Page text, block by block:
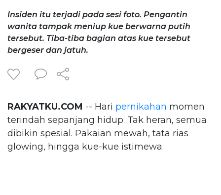
Insiden itu terjadi pada sesi foto. Pengantin
wanita tampak meniup kue berwarna putih
tersebut. Tiba-tiba bagian atas kue tersebut
bergeser dan jatuh.
RAKYATKU.COM -- Hari pernikahan momen
terindah sepanjang hidup. Tak heran, semua
dibikin spesial. Pakaian mewah, tata rias
glowing, hingga kue-kue istimewa.